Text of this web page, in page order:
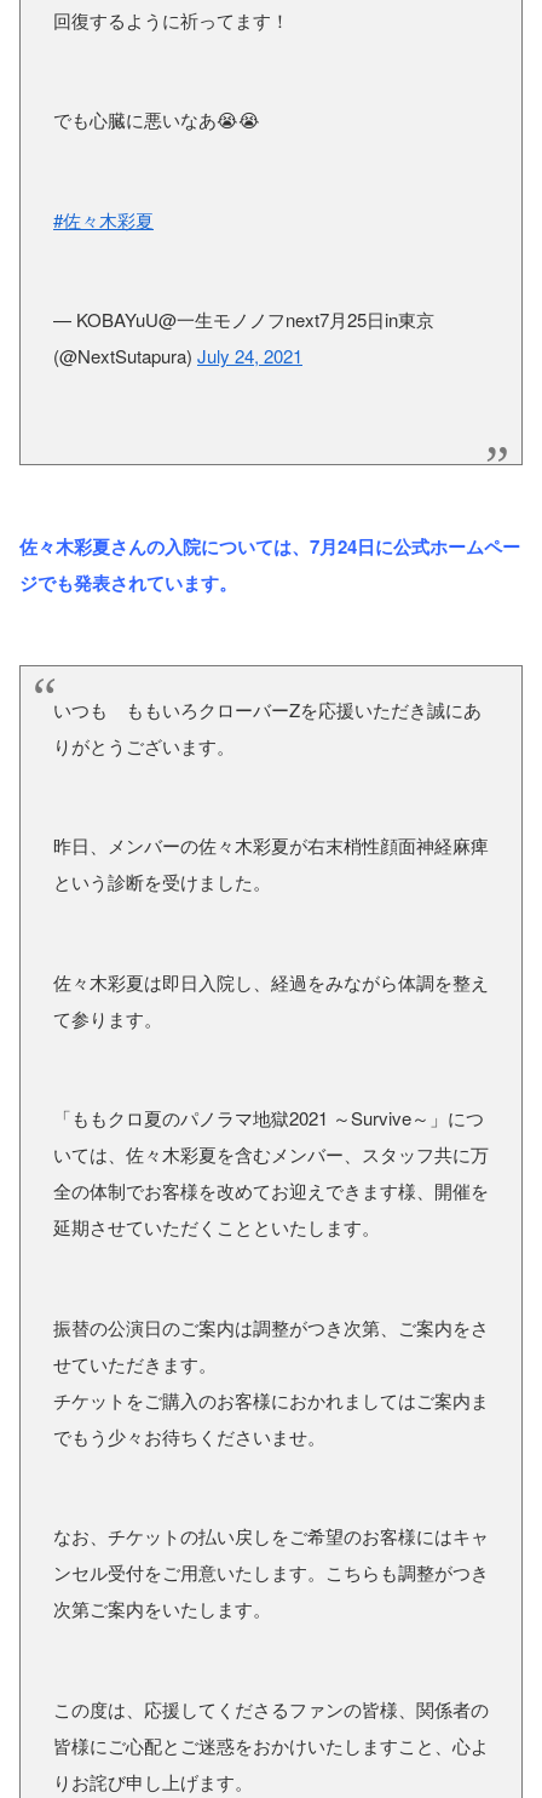
回復するように祈ってます！
でも心臓に悪いなあ😭😭
#佐々木彩夏
— KOBAYuU@一生モノノフnext7月25日in東京
(@NextSutapura) July 24, 2021
佐々木彩夏さんの入院については、7月24日に公式ホームペー
ジでも発表されています。
いつも ももいろクローバーZを応援いただき誠にあ
りがとうございます。
昨日、メンバーの佐々木彩夏が右末梢性顔面神経麻痺
という診断を受けました。
佐々木彩夏は即日入院し、経過をみながら体調を整え
て参ります。
「ももクロ夏のパノラマ地獄2021 ～Survive～」につ
いては、佐々木彩夏を含むメンバー、スタッフ共に万
全の体制でお客様を改めてお迎えできます様、開催を
延期させていただくことといたします。
振替の公演日のご案内は調整がつき次第、ご案内をさ
せていただきます。
チケットをご購入のお客様におかれましてはご案内ま
でもう少々お待ちくださいませ。
なお、チケットの払い戻しをご希望のお客様にはキャ
ンセル受付をご用意いたします。こちらも調整がつき
次第ご案内をいたします。
この度は、応援してくださるファンの皆様、関係者の
皆様にご心配とご迷惑をおかけいたしますこと、心よ
りお詫び申し上げます。